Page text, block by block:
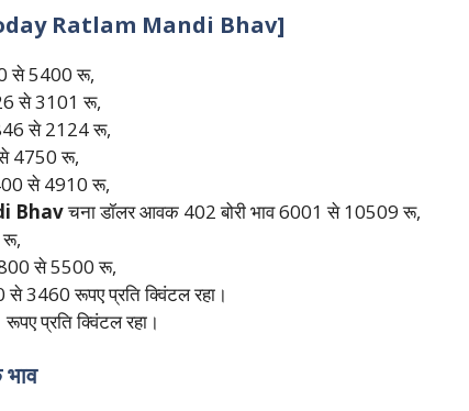
Ratlam Mandi Bhav]
से 5400 रू,
से 3101 रू,
से 2124 रू,
से 4750 रू,
से 4910 रू,
Bhavचना डॉलर आवक 402 बोरी भाव 6001 से 10509 रू,
रू,
से 5500 रू,
3460 रूपए प्रति क्विंटल रहा।
प्रति क्विंटल रहा।